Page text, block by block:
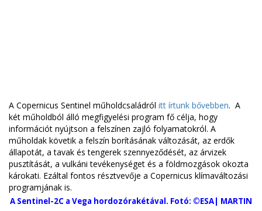
A Copernicus Sentinel műholdcsaládról itt írtunk bővebben. A
két műholdból álló megfigyelési program fő célja, hogy
információt nyújtson a felszínen zajló folyamatokról. A
műholdak követik a felszín borításának változását, az erdők
állapotát, a tavak és tengerek szennyeződését, az árvizek
pusztítását, a vulkáni tevékenységet és a földmozgások okozta
károkati. Ezáltal fontos résztvevője a Copernicus klímaváltozási
programjának is.
A Sentinel-2C a Vega hordozórakétával. Fotó: ©ESA| MARTIN